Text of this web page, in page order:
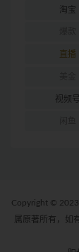
淘宝
直播
视频号
Copyright © 2023
属原著所有，如